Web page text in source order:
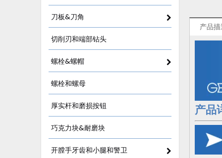
刀板&刀角
切削刃和端部钻头
螺栓&螺帽
螺栓和螺母
厚实杆和磨损按钮
巧克力块&耐磨块
开膛手牙齿和小腿和警卫
产品
产品